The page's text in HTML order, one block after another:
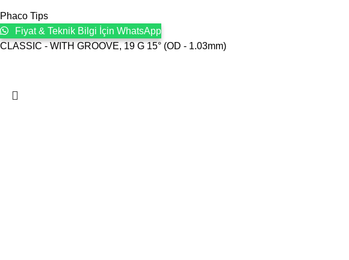
Phaco Tips
Fiyat & Teknik Bilgi İçin WhatsApp
CLASSIC - WITH GROOVE, 19 G 15° (OD - 1.03mm)